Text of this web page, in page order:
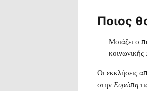
Ποιος
Μοιάζει ο
κοινωνικής
Οι εκκλήσεις
στην Ευρώπη